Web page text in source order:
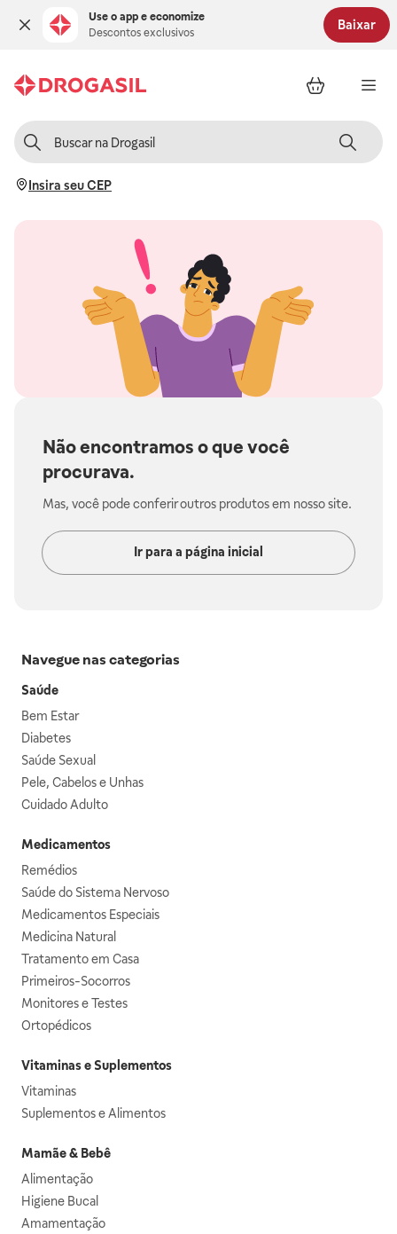
Use o app e economize
Descontos exclusivos
Baixar
Insira seu CEP
Não encontramos o que você
procurava.
Mas, você pode conferir outros produtos em nosso site.
Ir para a página inicial
Navegue nas categorias
Saúde
Bem Estar
Diabetes
Saúde Sexual
Pele, Cabelos e Unhas
Cuidado Adulto
Medicamentos
Remédios
Saúde do Sistema Nervoso
Medicamentos Especiais
Medicina Natural
Tratamento em Casa
Primeiros-Socorros
Monitores e Testes
Ortopédicos
Vitaminas e Suplementos
Vitaminas
Suplementos e Alimentos
Mamãe & Bebê
Alimentação
Higiene Bucal
Amamentação